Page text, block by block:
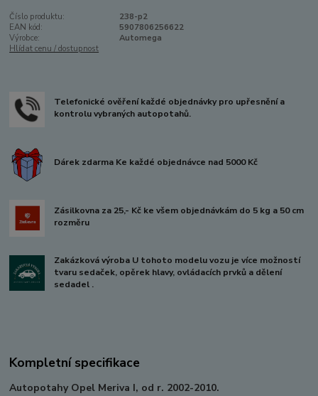
Číslo produktu:
238-p2
EAN kód:
5907806256622
Výrobce:
Automega
Hlídat cenu / dostupnost
Telefonické ověření každé objednávky pro upřesnění a
kontrolu vybraných autopotahů.
Dárek zdarma Ke každé objednávce nad 5000 Kč
Zásilkovna za 25,- Kč ke všem objednávkám do 5 kg a 50 cm
rozměru
Zakázková výroba U tohoto modelu vozu je více možností
tvaru sedaček, opěrek hlavy, ovládacích prvků a dělení
sedadel .
Kompletní specifikace
Autopotahy Opel Meriva I, od r. 2002-2010.